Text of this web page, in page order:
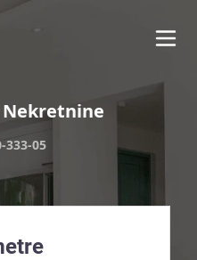
Nekretnine
333-05